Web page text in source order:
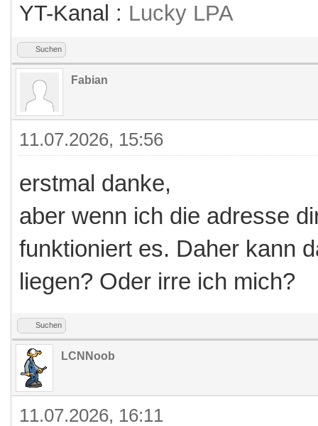
YT-Kanal : Lucky LPA
Suchen
Fabian
11.07.2026, 15:56
erstmal danke,
aber wenn ich die adresse
funktioniert es. Daher kann
liegen? Oder irre ich mich?
Suchen
LCNNoob
11.07.2026, 16:11